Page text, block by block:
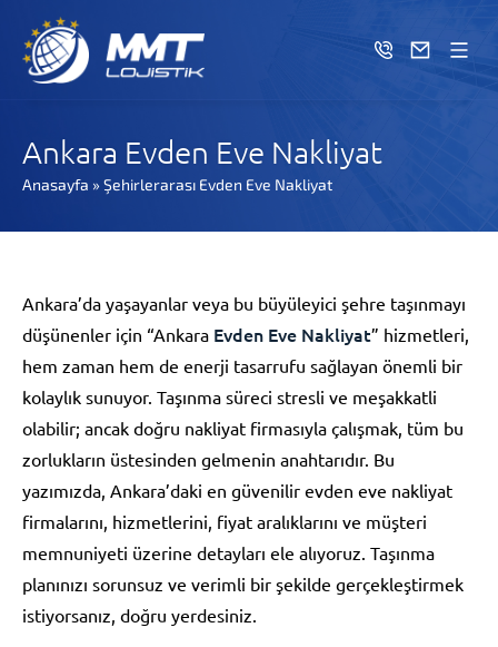
Ankara Evden Eve Nakliyat
Anasayfa » Şehirlerarası Evden Eve Nakliyat
Ankara’da yaşayanlar veya bu büyüleyici şehre taşınmayı
düşünenler için “Ankara Evden Eve Nakliyat” hizmetleri,
hem zaman hem de enerji tasarrufu sağlayan önemli bir
kolaylık sunuyor. Taşınma süreci stresli ve meşakkatli
olabilir; ancak doğru nakliyat firmasıyla çalışmak, tüm bu
zorlukların üstesinden gelmenin anahtarıdır. Bu
yazımızda, Ankara’daki en güvenilir evden eve nakliyat
firmalarını, hizmetlerini, fiyat aralıklarını ve müşteri
memnuniyeti üzerine detayları ele alıyoruz. Taşınma
planınızı sorunsuz ve verimli bir şekilde gerçekleştirmek
istiyorsanız, doğru yerdesiniz.